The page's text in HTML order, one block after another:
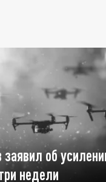
заявил об
недели